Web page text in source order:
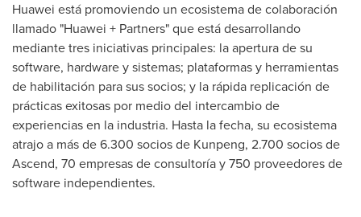
Huawei está promoviendo un ecosistema de colaboración
llamado "Huawei + Partners" que está desarrollando
mediante tres iniciativas principales: la apertura de su
software, hardware y sistemas; plataformas y herramientas
de habilitación para sus socios; y la rápida replicación de
prácticas exitosas por medio del intercambio de
experiencias en la industria. Hasta la fecha, su ecosistema
atrajo a más de 6.300 socios de Kunpeng, 2.700 socios de
Ascend, 70 empresas de consultoría y 750 proveedores de
software independientes.